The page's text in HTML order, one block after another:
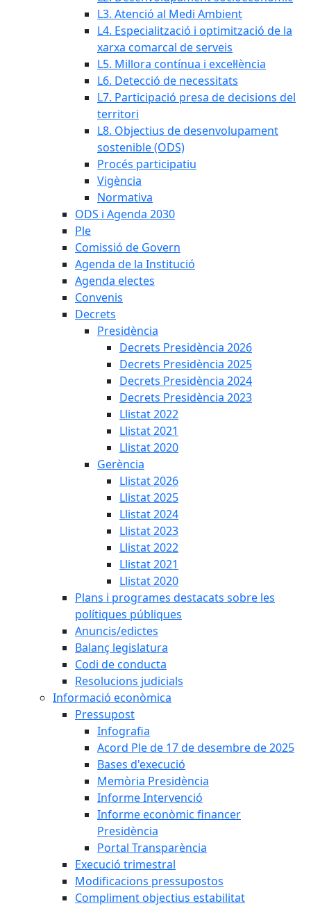
L3. Atenció al Medi Ambient
L4. Especialització i optimització de la
xarxa comarcal de serveis
L5. Millora contínua i excel·lència
L6. Detecció de necessitats
L7. Participació presa de decisions del
territori
L8. Objectius de desenvolupament
sostenible (ODS)
Procés participatiu
Vigència
Normativa
ODS i Agenda 2030
Ple
Comissió de Govern
Agenda de la Institució
Agenda electes
Convenis
Decrets
Presidència
Decrets Presidència 2026
Decrets Presidència 2025
Decrets Presidència 2024
Decrets Presidència 2023
Llistat 2022
Llistat 2021
Llistat 2020
Gerència
Llistat 2026
Llistat 2025
Llistat 2024
Llistat 2023
Llistat 2022
Llistat 2021
Llistat 2020
Plans i programes destacats sobre les
polítiques públiques
Anuncis/edictes
Balanç legislatura
Codi de conducta
Resolucions judicials
Informació econòmica
Pressupost
Infografia
Acord Ple de 17 de desembre de 2025
Bases d'execució
Memòria Presidència
Informe Intervenció
Informe econòmic financer
Presidència
Portal Transparència
Execució trimestral
Modificacions pressupostos
Compliment objectius estabilitat